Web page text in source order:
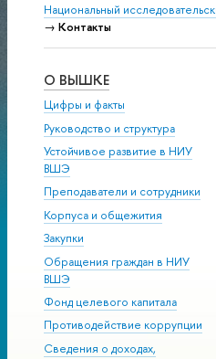
Национальный
→ Контакты
О ВЫШКЕ
Цифры и факты
Руководство и структура
Устойчивое развитие в НИУ
ВШЭ
Преподаватели и сотрудники
Корпуса и общежития
Закупки
Обращения граждан в НИУ
ВШЭ
Фонд целевого капитала
Противодействие коррупции
Сведения о доходах,